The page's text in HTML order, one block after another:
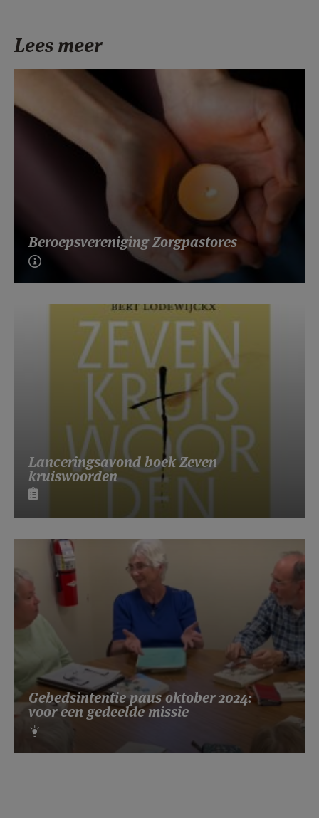
Lees meer
Beroepsvereniging Zorgpastores
Lanceringsavond boek Zeven
kruiswoorden
Gebedsintentie paus oktober 2024:
voor een gedeelde missie